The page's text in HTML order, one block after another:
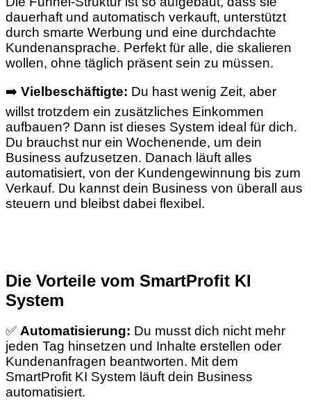
dauerhaft und automatisch verkauft, unterstützt
durch smarte Werbung und eine durchdachte
Kundenansprache. Perfekt für alle, die skalieren
wollen, ohne täglich präsent sein zu müssen.
➡️ Vielbeschäftigte: Du hast wenig Zeit, aber
willst trotzdem ein zusätzliches Einkommen
aufbauen? Dann ist dieses System ideal für dich.
Du brauchst nur ein Wochenende, um dein
Business aufzusetzen. Danach läuft alles
automatisiert, von der Kundengewinnung bis zum
Verkauf. Du kannst dein Business von überall aus
steuern und bleibst dabei flexibel.
Die Vorteile vom SmartProfit KI
System
✅ Automatisierung: Du musst dich nicht mehr
jeden Tag hinsetzen und Inhalte erstellen oder
Kundenanfragen beantworten. Mit dem
SmartProfit KI System läuft dein Business
automatisiert.